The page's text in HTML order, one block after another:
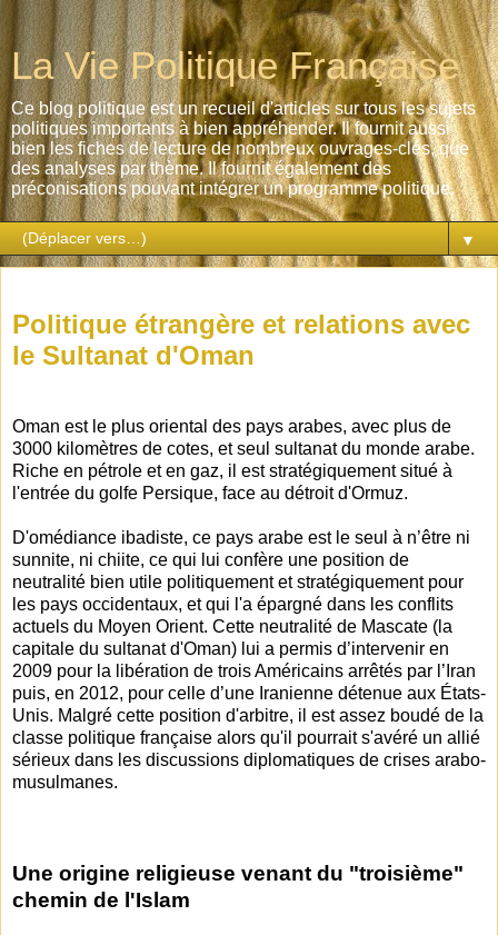
La Vie Politique Française
Ce blog politique est un recueil d'articles sur tous les sujets
politiques importants à bien appréhender. Il fournit aussi
bien les fiches de lecture de nombreux ouvrages-clés, que
des analyses par thème. Il fournit également des
préconisations pouvant intégrer un programme politique.
▼
Politique étrangère et relations avec
le Sultanat d'Oman
Oman est le plus oriental des pays arabes, avec plus de
3000 kilomètres de cotes, et seul sultanat du monde arabe.
Riche en pétrole et en gaz, il est stratégiquement situé à
l'entrée du golfe Persique, face au détroit d'Ormuz.
D'omédiance ibadiste, ce pays arabe est le seul à n’être ni
sunnite, ni chiite, ce qui lui confère une position de
neutralité bien utile politiquement et stratégiquement pour
les pays occidentaux, et qui l'a épargné dans les conflits
actuels du Moyen Orient. Cette neutralité de Mascate (la
capitale du sultanat d'Oman) lui a permis d’intervenir en
2009 pour la libération de trois Américains arrêtés par l’Iran
puis, en 2012, pour celle d’une Iranienne détenue aux États-
Unis. Malgré cette position d'arbitre, il est assez boudé de la
classe politique française alors qu'il pourrait s'avéré un allié
sérieux dans les discussions diplomatiques de crises arabo-
musulmanes.
Une origine religieuse venant du "troisième"
chemin de l'Islam